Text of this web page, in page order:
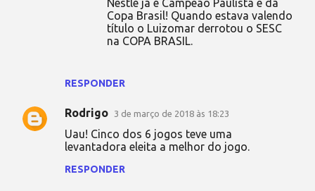
RESPONDER
Nestlé já é Campeão Paulista e da
Copa Brasil! Quando estava valendo
título o Luizomar derrotou o SESC
na COPA BRASIL.
Rodrigo 3 de março de 2018 às 18:23
Uau! Cinco dos 6 jogos teve uma
levantadora eleita a melhor do jogo.
RESPONDER